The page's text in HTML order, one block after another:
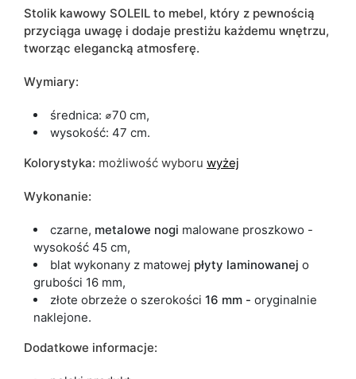
Stolik kawowy SOLEIL to mebel, który z pewnością
przyciąga uwagę i dodaje prestiżu każdemu wnętrzu,
tworząc elegancką atmosferę.
Wymiary:
średnica: ⌀70 cm,
wysokość: 47 cm.
Kolorystyka: możliwość wyboru wyżej
Wykonanie:
czarne, metalowe nogi malowane proszkowo -
wysokość 45 cm,
blat wykonany z matowej płyty laminowanej o
grubości 16 mm,
złote obrzeże o szerokości 16 mm - oryginalnie
naklejone.
Dodatkowe informacje: